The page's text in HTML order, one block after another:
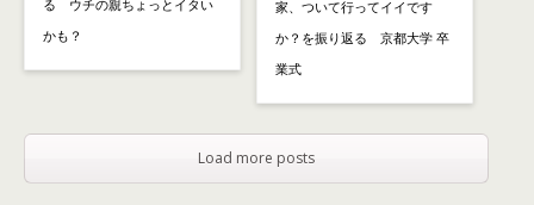
る ウチの親ちょっとイタい
かも？
家、ついて行ってイイです
か？を振り返る 京都大学 卒
業式
Load more posts